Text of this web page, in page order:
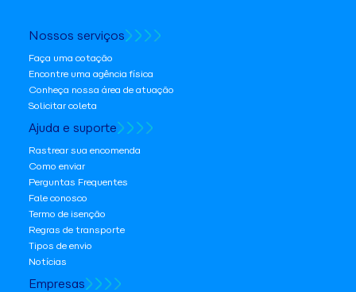
Nossos serviços
Faça uma cotação
Encontre uma agência física
Conheça nossa área de atuação
Solicitar coleta
Ajuda e suporte
Rastrear sua encomenda
Como enviar
Perguntas Frequentes
Fale conosco
Termo de isenção
Regras de transporte
Tipos de envio
Notícias
Empresas